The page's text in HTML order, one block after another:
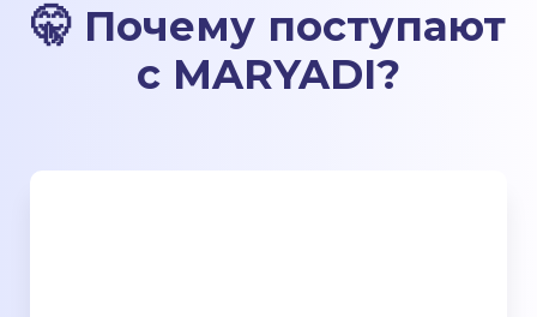
🤫 Почему поступают
с MARYADI?